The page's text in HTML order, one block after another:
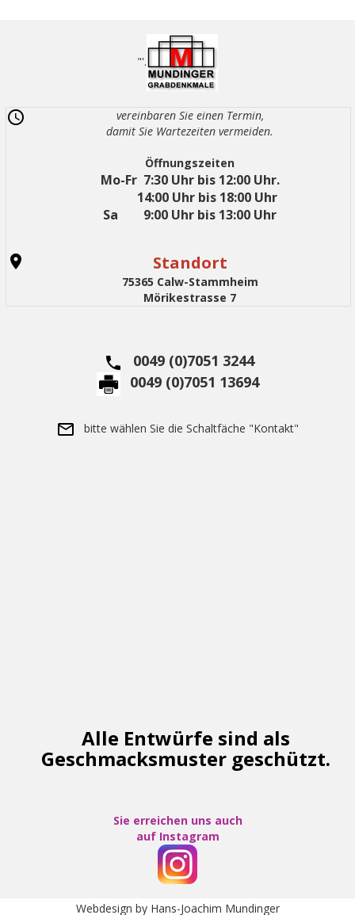
"'.
vereinbaren Sie einen Termin,
damit Sie Wartezeiten vermeiden.
Öffnungszeiten
Mo-Fr 7:30 Uhr bis 12:00 Uhr.
14:00 Uhr bis 18:00 Uhr
Sa 9:00 Uhr bis 13:00 Uhr
Standort
75365 Calw-Stammheim
Mörikestrasse 7
0049 (0)7051 3244
0049 (0)7051 13694
bitte wählen Sie die Schaltfäche "Kontakt"
Alle Entwürfe sind als
Geschmacksmuster geschützt.
Sie erreichen uns auch
auf Instagram
Webdesign by Hans-Joachim Mundinger